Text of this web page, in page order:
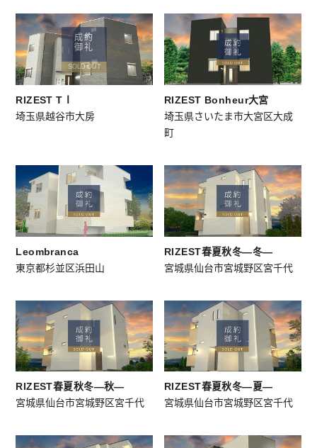
成約
御礼
SOLD OUT
RIZEST TⅠ
埼玉県越谷市大房
RIZEST Bonheur大宮
埼⽟県さいたま市大宮区大成
町
Leombranca
東京都杉並区浜田山
RIZEST春夏秋冬―冬―
宮城県仙台市宮城野区宮千代
RIZEST春夏秋冬―秋―
宮城県仙台市宮城野区宮千代
RIZEST春夏秋冬―夏―
宮城県仙台市宮城野区宮千代